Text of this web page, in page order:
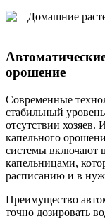
орошение
Современные
стабильный
отсутствии хозяев.
капельного
системы включают
капельницами,
расписанию и в
Преимущество
точно дозировать